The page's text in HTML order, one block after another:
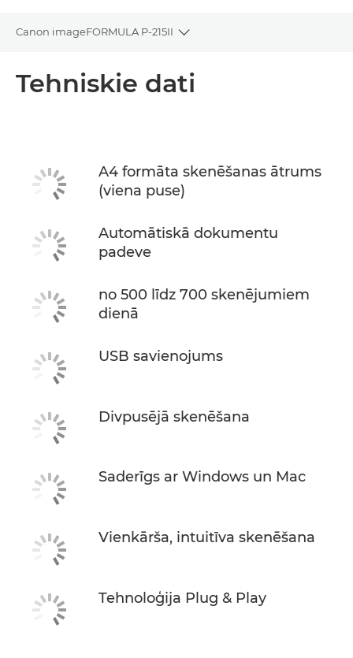
Canon imageFORMULA P-215II
Toggle breadcrumbs
Tehniskie dati
A4 formāta skenēšanas ātrums
(viena puse)
Automātiskā dokumentu
padeve
no 500 līdz 700 skenējumiem
dienā
USB savienojums
Divpusējā skenēšana
Saderīgs ar Windows un Mac
Vienkārša, intuitīva skenēšana
Tehnoloģija Plug & Play